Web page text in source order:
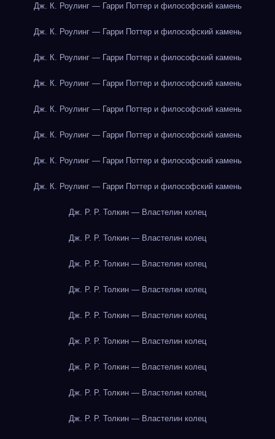
Дж. К. Роулинг — Гарри Поттер и философский камень
Дж. К. Роулинг — Гарри Поттер и философский камень
Дж. К. Роулинг — Гарри Поттер и философский камень
Дж. К. Роулинг — Гарри Поттер и философский камень
Дж. К. Роулинг — Гарри Поттер и философский камень
Дж. К. Роулинг — Гарри Поттер и философский камень
Дж. К. Роулинг — Гарри Поттер и философский камень
Дж. К. Роулинг — Гарри Поттер и философский камень
Дж. Р. Р. Толкин — Властелин колец
Дж. Р. Р. Толкин — Властелин колец
Дж. Р. Р. Толкин — Властелин колец
Дж. Р. Р. Толкин — Властелин колец
Дж. Р. Р. Толкин — Властелин колец
Дж. Р. Р. Толкин — Властелин колец
Дж. Р. Р. Толкин — Властелин колец
Дж. Р. Р. Толкин — Властелин колец
Дж. Р. Р. Толкин — Властелин колец